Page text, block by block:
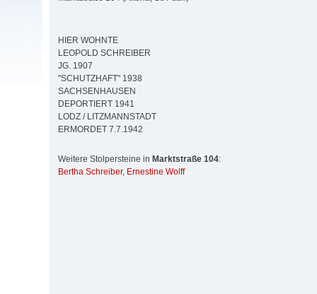
HIER WOHNTE
LEOPOLD SCHREIBER
JG. 1907
"SCHUTZHAFT" 1938
SACHSENHAUSEN
DEPORTIERT 1941
LODZ / LITZMANNSTADT
ERMORDET 7.7.1942
Weitere Stolpersteine in Marktstraße 104:
Bertha Schreiber, Ernestine Wolff